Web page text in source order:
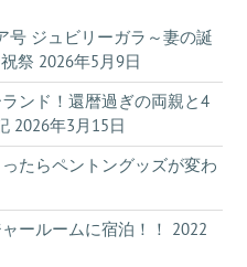
号 ジュビリーガラ～妻の誕
祭 2026年5月9日
ンド！還暦過ぎの両親と4
2026年3月15日
たらペントングッズが変わ
ールームに宿泊！！ 2022